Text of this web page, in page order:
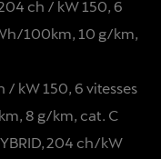
ch / kW 150, 6
100km, 10 g/km,
/ kW 150, 6 vitesses
8 g/km, cat. C
204 ch/kW